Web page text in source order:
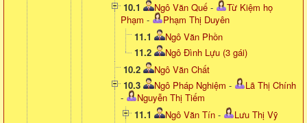
10.1
Ngô Văn Quế -
Từ Kiệm họ
Phạm -
Phạm Thị Duyên
11.1
Ngô Văn Phồn
11.2
Ngô Đình Lựu (3 gái)
10.2
Ngô Văn Chất
10.3
Ngô Pháp Nghiệm -
Lã Thị Chính
-
Nguyễn Thị Tiếm
11.1
Ngô Văn Tín -
Lưu Thị Vỹ